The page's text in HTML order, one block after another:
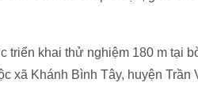
triển khai thử nghiệm 180 m tại
xã Khánh Bình Tây, huyện Trần